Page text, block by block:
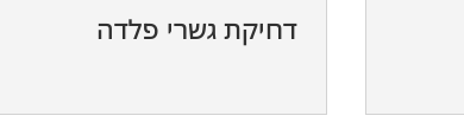
דחיקת גשרי פלדה